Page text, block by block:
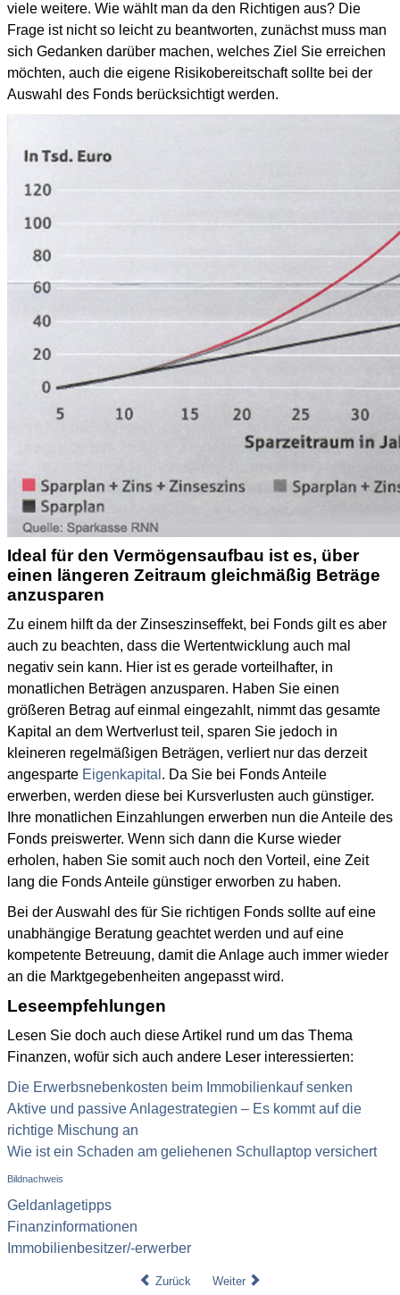
viele weitere. Wie wählt man da den Richtigen aus? Die
Frage ist nicht so leicht zu beantworten, zunächst muss man
sich Gedanken darüber machen, welches Ziel Sie erreichen
möchten, auch die eigene Risikobereitschaft sollte bei der
Auswahl des Fonds berücksichtigt werden.
Ideal für den Vermögensaufbau ist es, über
einen längeren Zeitraum gleichmäßig Beträge
anzusparen
Zu einem hilft da der Zinseszinseffekt, bei Fonds gilt es aber
auch zu beachten, dass die Wertentwicklung auch mal
negativ sein kann. Hier ist es gerade vorteilhafter, in
monatlichen Beträgen anzusparen. Haben Sie einen
größeren Betrag auf einmal eingezahlt, nimmt das gesamte
Kapital an dem Wertverlust teil, sparen Sie jedoch in
kleineren regelmäßigen Beträgen, verliert nur das derzeit
angesparte Eigenkapital . Da Sie bei Fonds Anteile
erwerben, werden diese bei Kursverlusten auch günstiger.
Ihre monatlichen Einzahlungen erwerben nun die Anteile des
Fonds preiswerter. Wenn sich dann die Kurse wieder
erholen, haben Sie somit auch noch den Vorteil, eine Zeit
lang die Fonds Anteile günstiger erworben zu haben.
Bei der Auswahl des für Sie richtigen Fonds sollte auf eine
unabhängige Beratung geachtet werden und auf eine
kompetente Betreuung, damit die Anlage auch immer wieder
an die Marktgegebenheiten angepasst wird.
Leseempfehlungen
Lesen Sie doch auch diese Artikel rund um das Thema
Finanzen, wofür sich auch andere Leser interessierten:
Die Erwerbsnebenkosten beim Immobilienkauf senken
Aktive und passive Anlagestrategien – Es kommt auf die
richtige Mischung an
Wie ist ein Schaden am geliehenen Schullaptop versichert
Bildnachweis
Geldanlagetipps
Finanzinformationen
Immobilienbesitzer/-erwerber
Zurück Weiter